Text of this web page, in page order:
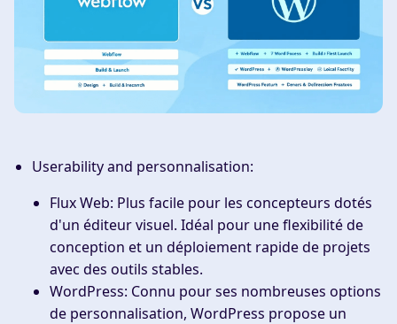
Userability and personnalisation:
Flux Web: Plus facile pour les concepteurs dotés
d'un éditeur visuel. Idéal pour une flexibilité de
conception et un déploiement rapide de projets
avec des outils stables.
WordPress: Connu pour ses nombreuses options
de personnalisation, WordPress propose un